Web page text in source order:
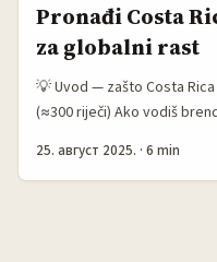
Pronađi Costa
za globalni rast
💡 Uvod — zašto Costa
(≈300 riječi) Ako vodiš
godine potvrdio status
25. август 2025. · 6 min